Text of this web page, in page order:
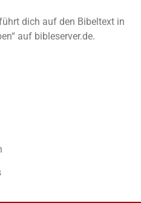
dich auf den Bibeltext in
auf bibleserver.de.